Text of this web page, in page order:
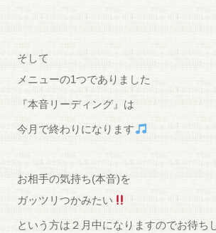
そして
メニューの1つでありました
『本音リーディング』は
今月で終わりになります
お相手の気持ち(本音)を
ガッツリつかみたい
という方は２月中になりますのでお待ち